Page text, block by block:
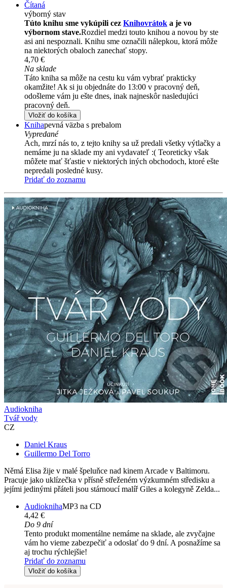
Čítaná
výborný stav
Túto knihu sme vykúpili cez Knihovrátok a je vo
výbornom stave.Rozdiel medzi touto knihou a novou by ste
asi ani nespoznali. Knihu sme označili nálepkou, ktorá môže
na niektorých obaloch zanechať stopy.
4,70 €
Na sklade
Táto kniha sa môže na cestu ku vám vybrať prakticky
okamžite! Ak si ju objednáte do 13:00 v pracovný deň,
odošleme vám ju ešte dnes, inak najneskôr nasledujúci
pracovný deň.
Vložiť do košíka
Knihapevná väzba s prebalom
Vypredané
Ach, mrzí nás to, z tejto knihy sa už predali všetky výtlačky a
nemáme ju na sklade my ani vydavateľ :( Teoreticky však
môžete mať šťastie v niektorých iných obchodoch, ktoré ešte
nepredali posledné kusy.
Pridať do zoznamu
Audiokniha
Tvář vody
CZ
Daniel Kraus
Guillermo Del Torro
Němá Elisa žije v malé špeluňce nad kinem Arcade v Baltimoru.
Pracuje jako uklízečka v přísně střeženém výzkumném středisku a
jejími jedinými přáteli jsou stárnoucí malíř Giles a kolegyně Zelda...
AudioknihaMP3 na CD
4,42 €
Do 9 dní
Tento produkt momentálne nemáme na sklade, ale zvyčajne
vám ho vieme zabezpečiť a odoslať do 9 dní. A posnažíme sa
aj trochu rýchlejšie!
Pridať do zoznamu
Vložiť do košíka